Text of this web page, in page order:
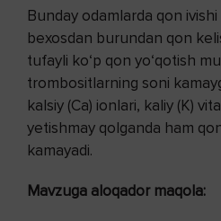
Bunday odamlarda qon
bexosdan burundan qon
tufayli ko‘p qon yo‘qotish
trombositlarning soni
kalsiy (Ca) ionlari, kaliy (K)
yetishmay qolganda ham
kamayadi.
Mavzuga aloqador maqola: